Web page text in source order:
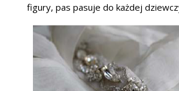
figury, pas pasuje do każdej